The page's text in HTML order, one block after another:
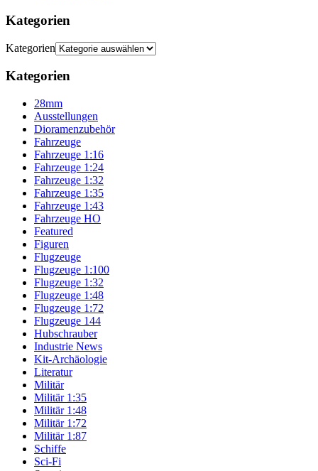
Kategorien
Kategorien
Kategorien
28mm
Ausstellungen
Dioramenzubehör
Fahrzeuge
Fahrzeuge 1:16
Fahrzeuge 1:24
Fahrzeuge 1:32
Fahrzeuge 1:35
Fahrzeuge 1:43
Fahrzeuge HO
Featured
Figuren
Flugzeuge
Flugzeuge 1:100
Flugzeuge 1:32
Flugzeuge 1:48
Flugzeuge 1:72
Flugzeuge 144
Hubschrauber
Industrie News
Kit-Archäologie
Literatur
Militär
Militär 1:35
Militär 1:48
Militär 1:72
Militär 1:87
Schiffe
Sci-Fi